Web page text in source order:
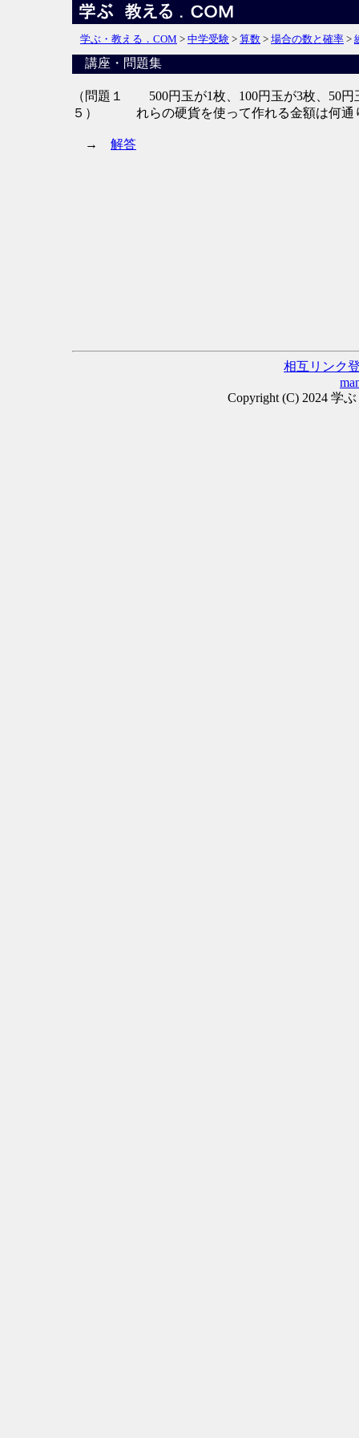
学ぶ・教える．COM > 中学受験 > 算数 > 場合の数と確率 >
講座・問題集
（問題１
５）
500円玉が1枚、100円玉が3枚、50
れらの硬貨を使って作れる金額は何
→ 解答
相互リンク
Copyright (C) 2024 学